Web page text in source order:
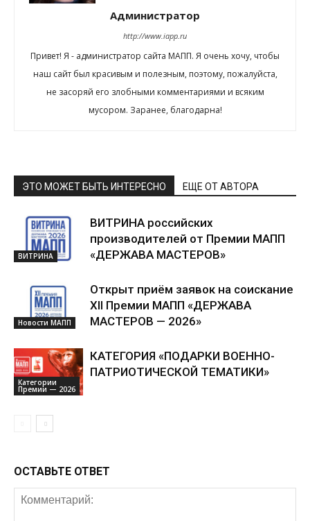
Администратор
http://www.iapp.ru
Привет! Я - администратор сайта МАПП. Я очень хочу, чтобы
наш сайт был красивым и полезным, поэтому, пожалуйста,
не засоряй его злобными комментариями и всяким
мусором. Заранее, благодарна!
ЭТО МОЖЕТ БЫТЬ ИНТЕРЕСНО ЕЩЕ ОТ АВТОРА
ВИТРИНА
ВИТРИНА российских
производителей от Премии МАПП
«ДЕРЖАВА МАСТЕРОВ»
Новости МАПП
Открыт приём заявок на соискание
XII Премии МАПП «ДЕРЖАВА
МАСТЕРОВ — 2026»
Категории
Премии — 2026
КАТЕГОРИЯ «ПОДАРКИ ВОЕННО-
ПАТРИОТИЧЕСКОЙ ТЕМАТИКИ»
ОСТАВЬТЕ ОТВЕТ